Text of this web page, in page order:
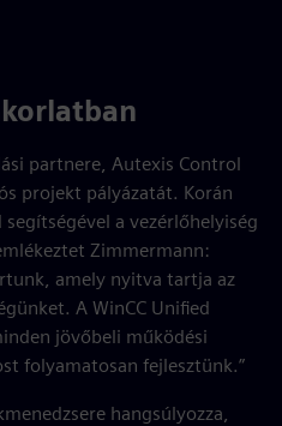
partnere, Autexis Control
projekt pályázatát. Korán
a vezérlőhelyiség
Zimmermann:
amely nyitva tartja az
A WinCC Unified
jövőbeli működési
folyamatosan fejlesztünk.”
hangsúlyozza,